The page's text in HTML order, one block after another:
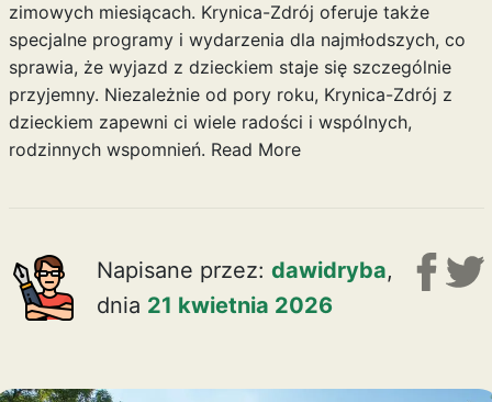
zimowych miesiącach. Krynica-Zdrój oferuje także
specjalne programy i wydarzenia dla najmłodszych, co
sprawia, że wyjazd z dzieckiem staje się szczególnie
przyjemny. Niezależnie od pory roku, Krynica-Zdrój z
dzieckiem zapewni ci wiele radości i wspólnych,
rodzinnych wspomnień. Read More
Napisane przez: dawidryba,
dnia 21 kwietnia 2026